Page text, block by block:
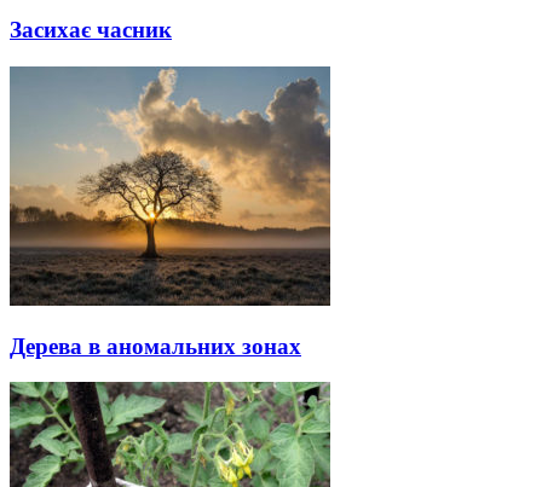
Засихає часник
Дерева в аномальних зонах